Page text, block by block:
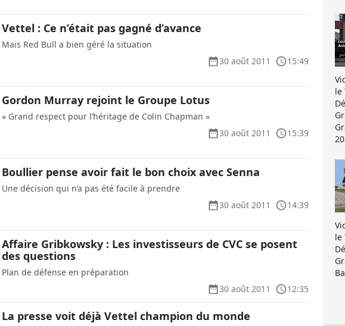
Vettel : Ce n’était pas gagné d’avance
Mais Red Bull a bien géré la situation
30 août 2011
15:49
Gordon Murray rejoint le Groupe Lotus
« Grand respect pour l’héritage de Colin Chapman »
30 août 2011
15:39
Boullier pense avoir fait le bon choix avec Senna
Une décision qui n’a pas été facile à prendre
30 août 2011
14:39
Affaire Gribkowsky : Les investisseurs de CVC se posent
des questions
Plan de défense en préparation
30 août 2011
12:35
La presse voit déjà Vettel champion du monde
le
le